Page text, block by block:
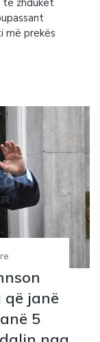
më prekës
janë
5